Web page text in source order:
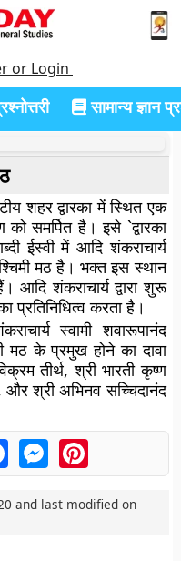
or Login
सामान्य ज्ञान
शहर द्वारका में स्थित एक
समर्पित है। इसे `द्वारका
ईस्वी में आदि शंकराचार्य
मठ है। भक्त इस स्थान
शंकराचार्य द्वारा शुरू
प्रतिनिधित्व करता है।
स्वामी शवारूपानंद
मठ के प्रमुख होने का दावा
तीर्थ, श्री भारती कृष्ण
और श्री अभिनव सच्चिदानंद
FacebookMessengerPinterest
and last modified on